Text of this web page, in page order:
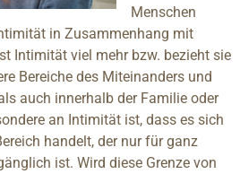
Menschen
in Zusammenhang mit
Intimität viel mehr bzw. bezieht sie
Bereiche des Miteinanders und
auch innerhalb der Familie oder
an Intimität ist, dass es sich
handelt, der nur für ganz
ist. Wird diese Grenze von